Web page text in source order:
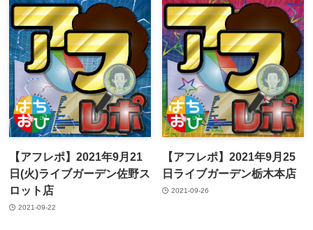
【アフレポ】2021年9月21
日(火)ライブガーデン佐野ス
ロット店
2021-09-22
【アフレポ】2021年9月25
日ライブガーデン栃木本店
2021-09-26